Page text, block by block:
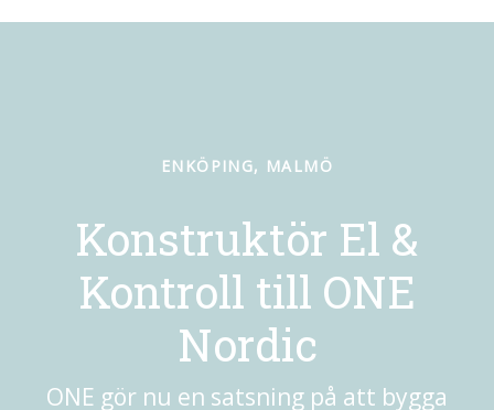
ENKÖPING, MALMÖ
Konstruktör El &
Kontroll till ONE
Nordic
ONE gör nu en satsning på att bygga